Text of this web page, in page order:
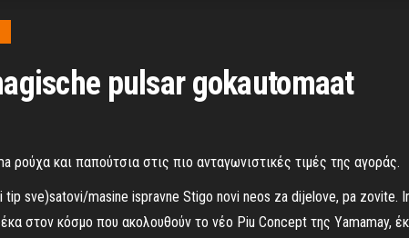
pulsar gokautomaat
ρούχα και παπούτσια στις πιο ανταγωνιστικές τιμές της αγοράς.
sve)satovi/masine ispravne Stigo novi neos za dijelove, pa zovite.
στον κόσμο που ακολουθούν το νέο Piu Concept της Υamamay,